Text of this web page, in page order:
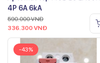
4P 6A 6kA
590.000VNĐ
336.300 VNĐ
-43%